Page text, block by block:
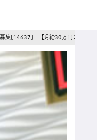
集[14637]｜【月給30万円スター